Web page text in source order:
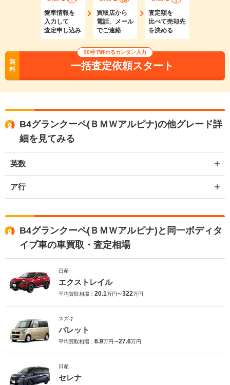
愛車情報を
入力して
査定申し込み
買取店から
電話、メール
でご連絡
査定額を
比べて売却先
を決める
無
料
90秒で終わるカンタン入力
一括査定依頼スタート
B4グランクーペ(ＢＭＷアルピナ)の他グレード詳
細を見てみる
英数
ア行
B4グランクーペ(ＢＭＷアルピナ)と同一ボディタ
イプ車の車買取・査定相場
日産
エクストレイル
平均買取相場： 20.1万円〜322万円
スズキ
パレット
平均買取相場： 6.9万円〜27.6万円
日産
セレナ